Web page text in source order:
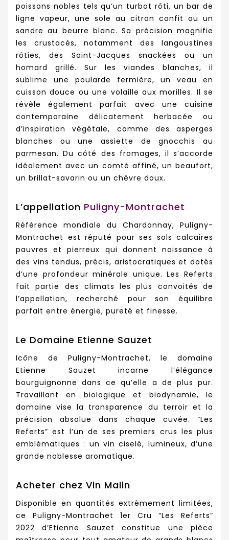
poissons nobles tels qu’un turbot rôti, un bar de
ligne vapeur, une sole au citron confit ou un
sandre au beurre blanc. Sa précision magnifie
les crustacés, notamment des langoustines
rôties, des Saint-Jacques snackées ou un
homard grillé. Sur les viandes blanches, il
sublime une poularde fermière, un veau en
cuisson douce ou une volaille aux morilles. Il se
révèle également parfait avec une cuisine
contemporaine délicatement herbacée ou
d’inspiration végétale, comme des asperges
blanches ou une assiette de gnocchis au
parmesan. Du côté des fromages, il s’accorde
idéalement avec un comté affiné, un beaufort,
un brillat-savarin ou un chèvre doux.
L’appellation Puligny-Montrachet
Référence mondiale du Chardonnay, Puligny-
Montrachet est réputé pour ses sols calcaires
pauvres et pierreux qui donnent naissance à
des vins tendus, précis, aristocratiques et dotés
d’une profondeur minérale unique. Les Referts
fait partie des climats les plus convoités de
l’appellation, recherché pour son équilibre
parfait entre énergie, pureté et finesse.
Le Domaine Etienne Sauzet
Icône de Puligny-Montrachet, le domaine
Etienne Sauzet incarne l’élégance
bourguignonne dans ce qu’elle a de plus pur.
Travaillant en biologique et biodynamie, le
domaine vise la transparence du terroir et la
précision absolue dans chaque cuvée. “Les
Referts” est l’un de ses premiers crus les plus
emblématiques : un vin ciselé, lumineux, d’une
grande noblesse aromatique.
Acheter chez Vin Malin
Disponible en quantités extrêmement limitées,
ce Puligny-Montrachet 1er Cru “Les Referts”
2022 d’Etienne Sauzet constitue une pièce